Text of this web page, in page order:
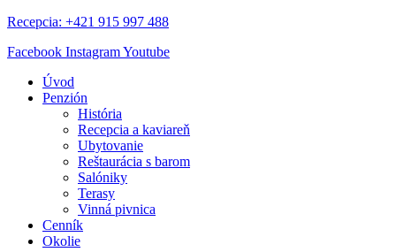
Recepcia: +421 915 997 488
Facebook InstagramYoutube
Úvod
Penzión
História
Recepcia a kaviareň
Ubytovanie
Reštaurácia s barom
Salóniky
Terasy
Vinná pivnica
Cenník
Okolie